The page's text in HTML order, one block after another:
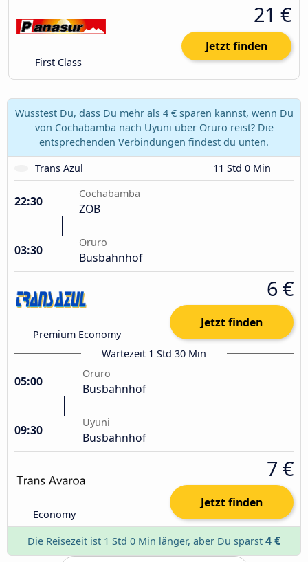
First Class
21 €
Jetzt finden
Wusstest Du, dass Du mehr als 4 € sparen kannst, wenn Du
von Cochabamba nach Uyuni über Oruro reist? Die
entsprechenden Verbindungen findest du unten.
Trans Azul
11 Std 0 Min
22:30
Cochabamba
ZOB
03:30
Oruro
Busbahnhof
Premium Economy
6 €
Jetzt finden
Wartezeit 1 Std 30 Min
05:00
Oruro
Busbahnhof
09:30
Uyuni
Busbahnhof
Economy
7 €
Jetzt finden
Die Reisezeit ist 1 Std 0 Min länger, aber Du sparst 4 €